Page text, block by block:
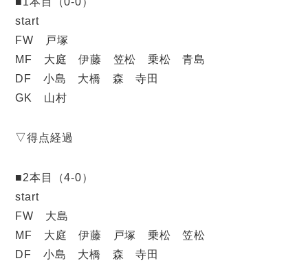
start
FW 戸塚
MF 大庭 伊藤 笠松 乗松 青島
DF 小島 大橋 森 寺田
GK 山村
▽得点経過
■2本目（4-0）
start
FW 大島
MF 大庭 伊藤 戸塚 乗松 笠松
DF 小島 大橋 森 寺田